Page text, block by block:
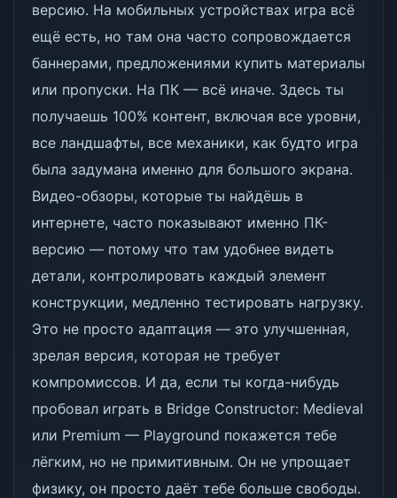
версию. На мобильных устройствах игра всё
ещё есть, но там она часто сопровождается
баннерами, предложениями купить материалы
или пропуски. На ПК — всё иначе. Здесь ты
получаешь 100% контент, включая все уровни,
все ландшафты, все механики, как будто игра
была задумана именно для большого экрана.
Видео-обзоры, которые ты найдёшь в
интернете, часто показывают именно ПК-
версию — потому что там удобнее видеть
детали, контролировать каждый элемент
конструкции, медленно тестировать нагрузку.
Это не просто адаптация — это улучшенная,
зрелая версия, которая не требует
компромиссов. И да, если ты когда-нибудь
пробовал играть в Bridge Constructor: Medieval
или Premium — Playground покажется тебе
лёгким, но не примитивным. Он не упрощает
физику, он просто даёт тебе больше свободы.